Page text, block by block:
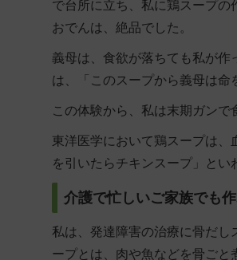
で台所に立ち、私に鶏スープ
おでんは、絶品でした。
義母は、食欲が落ちても私が
は、「このスープから義母は命
この体験から、私は末期ガンで
東洋医学において鶏スープは
を引いたらチキンスープ」とい
介護で忙しいご家族でも
私は、発達障害の治療に骨だし
ープとは、肉や魚などを骨ごと